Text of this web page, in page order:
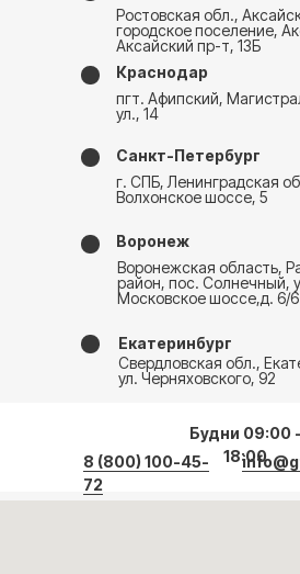
Екатеринбург
Свердловская обл.,
ул. Черняховского, 92
Воронеж
Воронежская область,
район, пос. Солнечный,
Московское шоссе,д. 6/6
Ростовская обл.,
городское поселение,
Аксайский пр-т, 13Б
Санкт-Петербург
г. СПБ, Ленинградская
Волхонское шоссе, 5
пгт. Афипский,
ул., 14
Краснодар
Будни 09:00 -
18:00
8 (800) 100-45-
72